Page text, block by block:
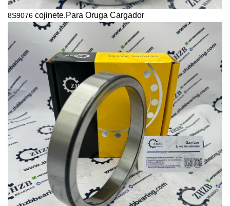
8S9076 cojinete.Para Oruga Cargador